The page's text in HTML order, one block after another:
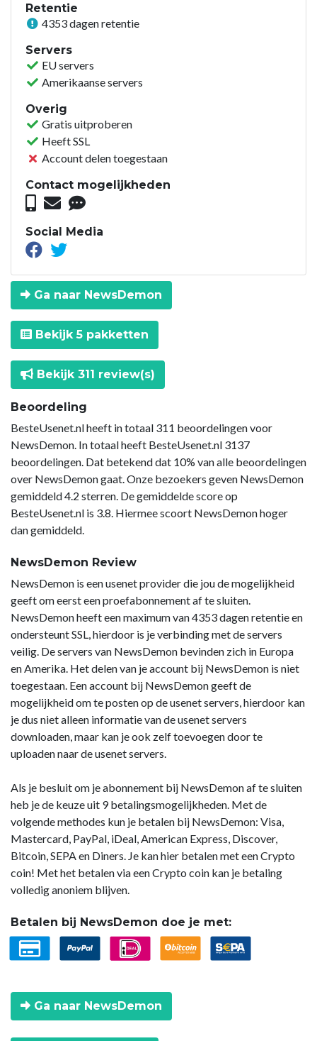
Retentie
4353 dagen retentie
Servers
EU servers
Amerikaanse servers
Overig
Gratis uitproberen
Heeft SSL
Account delen toegestaan
Contact mogelijkheden
Social Media
Ga naar NewsDemon
Bekijk 5 pakketten
Bekijk 311 review(s)
Beoordeling
BesteUsenet.nl heeft in totaal 311 beoordelingen voor
NewsDemon. In totaal heeft BesteUsenet.nl 3137
beoordelingen. Dat betekend dat 10% van alle beoordelingen
over NewsDemon gaat. Onze bezoekers geven NewsDemon
gemiddeld 4.2 sterren. De gemiddelde score op
BesteUsenet.nl is 3.8. Hiermee scoort NewsDemon hoger
dan gemiddeld.
NewsDemon Review
NewsDemon is een usenet provider die jou de mogelijkheid
geeft om eerst een proefabonnement af te sluiten.
NewsDemon heeft een maximum van 4353 dagen retentie en
ondersteunt SSL, hierdoor is je verbinding met de servers
veilig. De servers van NewsDemon bevinden zich in Europa
en Amerika. Het delen van je account bij NewsDemon is niet
toegestaan. Een account bij NewsDemon geeft de
mogelijkheid om te posten op de usenet servers, hierdoor kan
je dus niet alleen informatie van de usenet servers
downloaden, maar kan je ook zelf toevoegen door te
uploaden naar de usenet servers.
Als je besluit om je abonnement bij NewsDemon af te sluiten
heb je de keuze uit 9 betalingsmogelijkheden. Met de
volgende methodes kun je betalen bij NewsDemon: Visa,
Mastercard, PayPal, iDeal, American Express, Discover,
Bitcoin, SEPA en Diners. Je kan hier betalen met een Crypto
coin! Met het betalen via een Crypto coin kan je betaling
volledig anoniem blijven.
Betalen bij NewsDemon doe je met:
Ga naar NewsDemon